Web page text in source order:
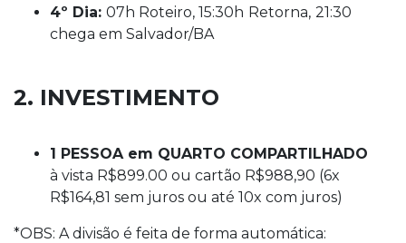
4º Dia: 07h Roteiro, 15:30h Retorna, 21:30
chega em Salvador/BA
2. INVESTIMENTO
1 PESSOA em QUARTO COMPARTILHADO
à vista R$899.00 ou cartão R$988,90 (6x
R$164,81 sem juros ou até 10x com juros)
*OBS: A divisão é feita de forma automática: